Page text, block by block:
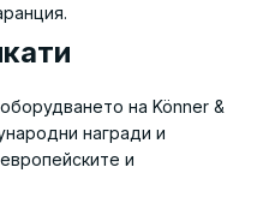
на Könner &
награди и
и